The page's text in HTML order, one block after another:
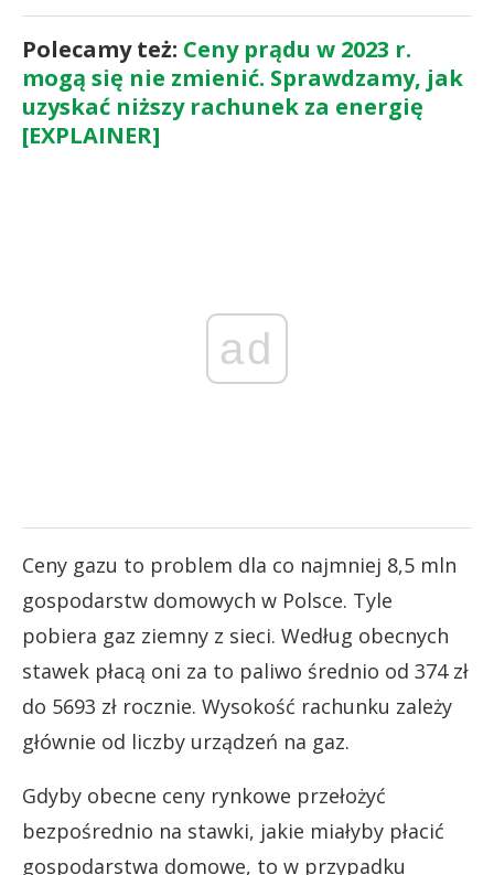
Polecamy też: Ceny prądu w 2023 r.
mogą się nie zmienić. Sprawdzamy, jak
uzyskać niższy rachunek za energię
[EXPLAINER]
ad
Ceny gazu to problem dla co najmniej 8,5 mln
gospodarstw domowych w Polsce. Tyle
pobiera gaz ziemny z sieci. Według obecnych
stawek płacą oni za to paliwo średnio od 374 zł
do 5693 zł rocznie. Wysokość rachunku zależy
głównie od liczby urządzeń na gaz.
Gdyby obecne ceny rynkowe przełożyć
bezpośrednio na stawki, jakie miałyby płacić
gospodarstwa domowe, to w przypadku